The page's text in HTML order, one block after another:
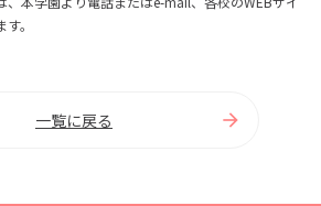
。
一覧に戻る